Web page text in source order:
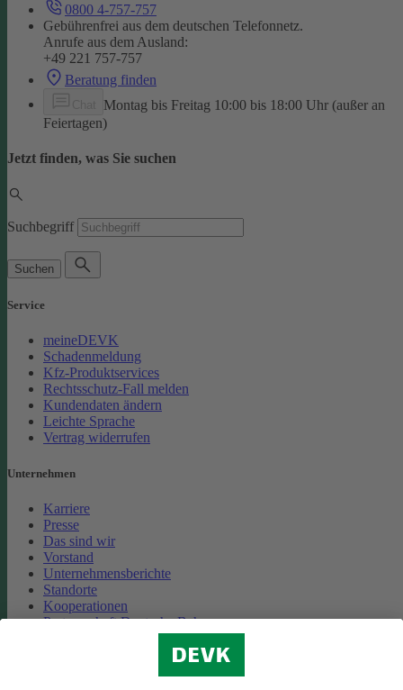
0800 4-757-757
Gebührenfrei aus dem deutschen Telefonnetz.
Anrufe aus dem Ausland:
+49 221 757-757
Beratung finden
Montag bis Freitag 10:00 bis 18:00 Uhr (außer an
Feiertagen)
Jetzt finden, was Sie suchen
Suchbegriff
Suchen
Service
meineDEVK
Schadenmeldung
Kfz-Produktservices
Rechtsschutz-Fall melden
Kundendaten ändern
Leichte Sprache
Vertrag widerrufen
Unternehmen
Karriere
Presse
Das sind wir
Vorstand
Unternehmensberichte
Standorte
Kooperationen
Partnerschaft Deutsche Bahn